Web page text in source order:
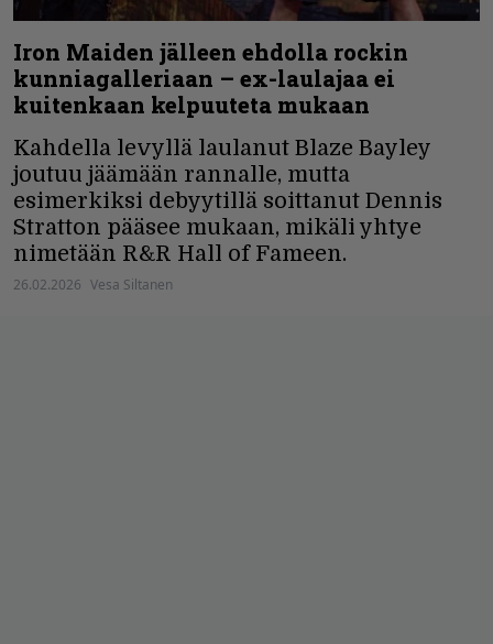
Iron Maiden jälleen ehdolla rockin
kunniagalleriaan – ex-laulajaa ei
kuitenkaan kelpuuteta mukaan
Kahdella levyllä laulanut Blaze Bayley
joutuu jäämään rannalle, mutta
esimerkiksi debyytillä soittanut Dennis
Stratton pääsee mukaan, mikäli yhtye
nimetään R&R Hall of Fameen.
26.02.2026 Vesa Siltanen